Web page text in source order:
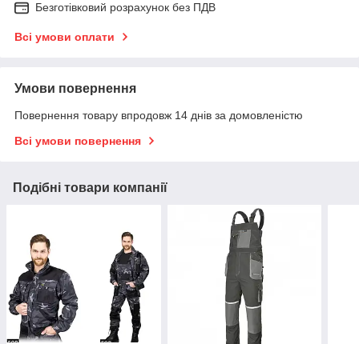
Безготівковий розрахунок без ПДВ
Всі умови оплати
Умови повернення
Повернення товару впродовж 14 днів за домовленістю
Всі умови повернення
Подібні товари компанії